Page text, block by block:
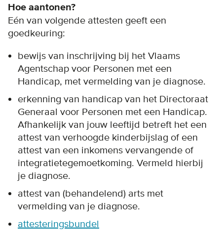
Hoe aantonen?
Eén van volgende attesten geeft een
goedkeuring:
bewijs van inschrijving bij het Vlaams
Agentschap voor Personen met een
Handicap, met vermelding van je diagnose.
erkenning van handicap van het Directoraat
Generaal voor Personen met een Handicap.
Afhankelijk van jouw leeftijd betreft het een
attest van verhoogde kinderbijslag of een
attest van een inkomens vervangende of
integratietegemoetkoming. Vermeld hierbij
je diagnose.
attest van (behandelend) arts met
vermelding van je diagnose.
attesteringsbundel